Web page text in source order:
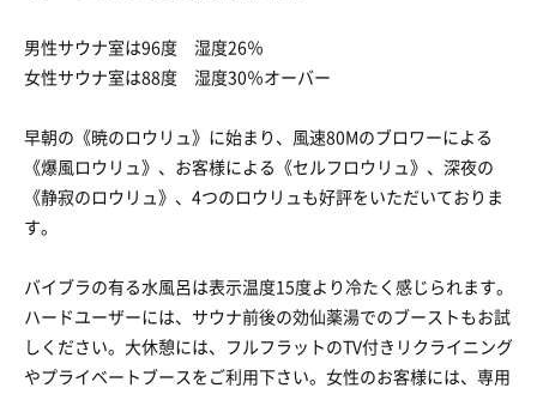
男性サウナ室は96度 湿度26％
女性サウナ室は88度 湿度30％オーバー
早朝の《暁のロウリュ》に始まり、風速80Mのブロワーによる
《爆風ロウリュ》、お客様による《セルフロウリュ》、深夜の
《静寂のロウリュ》、4つのロウリュも好評をいただいておりま
す。
バイブラの有る水風呂は表示温度15度より冷たく感じられます。
ハードユーザーには、サウナ前後の効仙薬湯でのブーストもお試
しください。大休憩には、フルフラットのTV付きリクライニング
やプライベートブースをご利用下さい。女性のお客様には、専用